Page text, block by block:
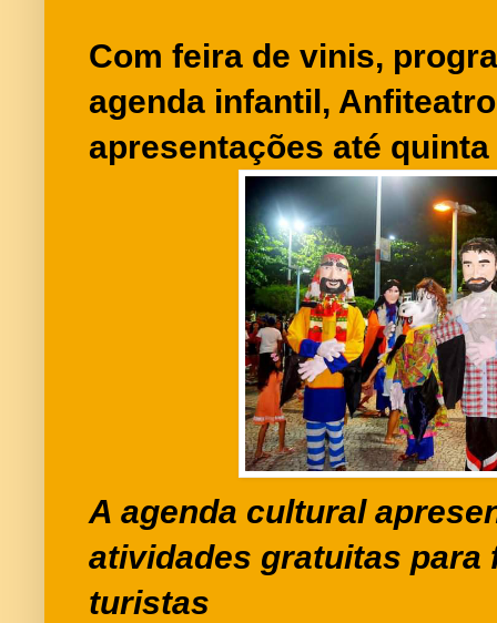
Com feira de vinis,
agenda infantil,
apresentações até quinta
A agenda cultural
atividades gratuitas para
turistas